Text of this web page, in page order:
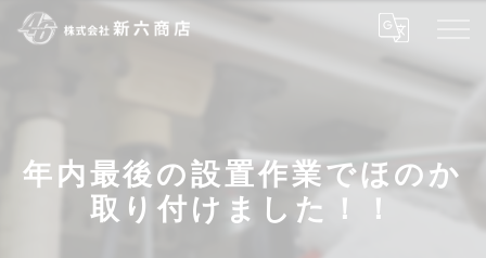
年内最後の設置作業でほのか
取り付けました！！